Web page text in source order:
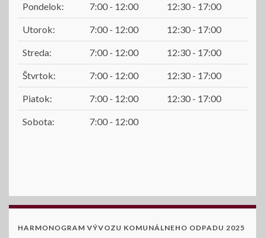
Pondelok: 7:00 - 12:00 12:30 - 17:00
Utorok: 7:00 - 12:00 12:30 - 17:00
Streda: 7:00 - 12:00 12:30 - 17:00
Štvrtok: 7:00 - 12:00 12:30 - 17:00
Piatok: 7:00 - 12:00 12:30 - 17:00
Sobota: 7:00 - 12:00
HARMONOGRAM VÝVOZU KOMUNÁLNEHO ODPADU 2025